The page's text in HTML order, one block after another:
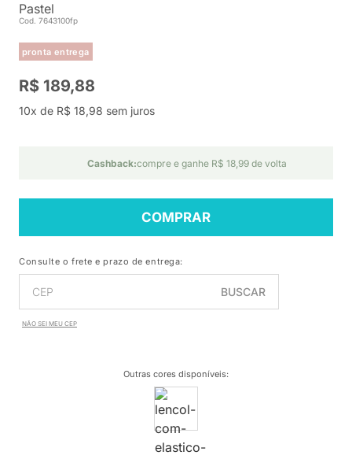
Pastel
Cod. 7643100fp
pronta entrega
R$ 189,88
10x de R$ 18,98 sem juros
Cashback:compre e ganhe R$ 18,99 de volta
COMPRAR
Consulte o frete e prazo de entrega:
BUSCAR
NÃO SEI MEU CEP
Outras cores disponíveis: